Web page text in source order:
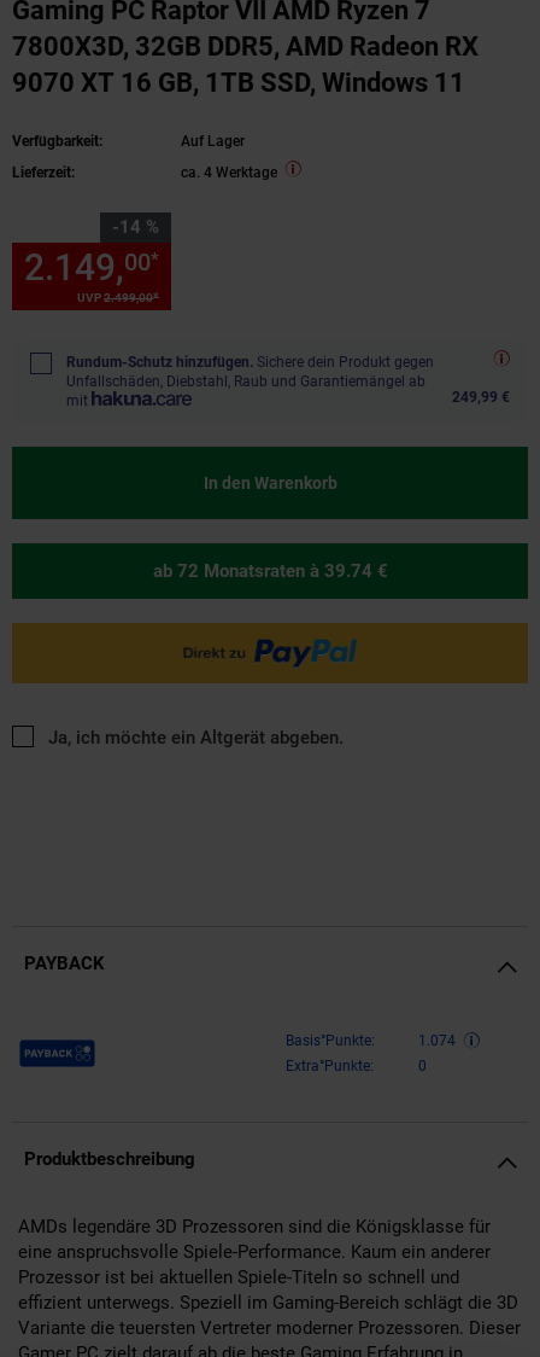
Gaming PC Raptor VII AMD Ryzen 7
7800X3D, 32GB DDR5, AMD Radeon RX
9070 XT 16 GB, 1TB SSD, Windows 11
Verfügbarkeit:
Auf Lager
Lieferzeit:
ca. 4 Werktage
-14 %
Sie Sparen 14 Prozent,
UVP2.499,00*
2.149,00*
Rundum-Schutz hinzufügen. Sichere dein Produkt gegen
Unfallschäden, Diebstahl, Raub und Garantiemängel ab
mit
249,99 €
In den Warenkorb
ab 72 Monatsraten à 39.74 €
Ja, ich möchte ein Altgerät abgeben.
PAYBACK
Payback Punkte Basis°Punkte:
1.074
Extra°Punkte:
0
Produktbeschreibung
AMDs legendäre 3D Prozessoren sind die Königsklasse für
eine anspruchsvolle Spiele-Performance. Kaum ein anderer
Prozessor ist bei aktuellen Spiele-Titeln so schnell und
effizient unterwegs. Speziell im Gaming-Bereich schlägt die 3D
Variante die teuersten Vertreter moderner Prozessoren. Dieser